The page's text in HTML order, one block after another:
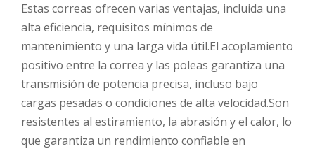
Estas correas ofrecen varias ventajas, incluida una
alta eficiencia, requisitos mínimos de
mantenimiento y una larga vida útil.El acoplamiento
positivo entre la correa y las poleas garantiza una
transmisión de potencia precisa, incluso bajo
cargas pesadas o condiciones de alta velocidad.Son
resistentes al estiramiento, la abrasión y el calor, lo
que garantiza un rendimiento confiable en